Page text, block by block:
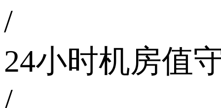
/
24小时机房值
/